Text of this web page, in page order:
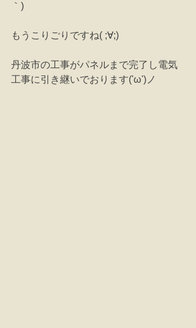
｀)
もうこりごりですね( ;∀;)
丹波市の工事がパネルまで完了し電気
工事に引き継いでおります('ω')ノ